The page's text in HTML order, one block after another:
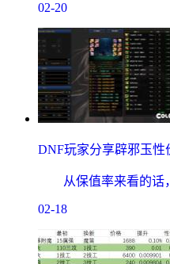
02-20
DNF玩家分享辟邪玉
从保值率来看的话，
02-18